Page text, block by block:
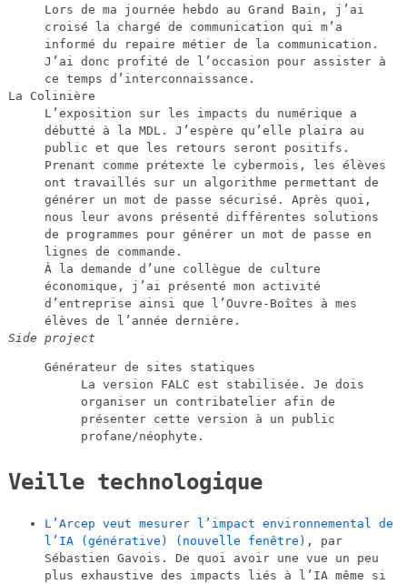
Lors de ma journée hebdo au Grand Bain, j’ai
croisé la chargé de communication qui m’a
informé du repaire métier de la communication.
J’ai donc profité de l’occasion pour assister à
ce temps d’interconnaissance.
La Colinière
L’exposition sur les impacts du numérique a
débutté à la MDL. J’espère qu’elle plaira au
public et que les retours seront positifs.
Prenant comme prétexte le cybermois, les élèves
ont travaillés sur un algorithme permettant de
générer un mot de passe sécurisé. Après quoi,
nous leur avons présenté différentes solutions
de programmes pour générer un mot de passe en
lignes de commande.
À la demande d’une collègue de culture
économique, j’ai présenté mon activité
d’entreprise ainsi que l’Ouvre-Boîtes à mes
élèves de l’année dernière.
Side project
Générateur de sites statiques
La version FALC est stabilisée. Je dois
organiser un contribatelier afin de
présenter cette version à un public
profane/néophyte.
Veille technologique
L’Arcep veut mesurer l’impact environnemental de
l’IA (générative)
(nouvelle fenêtre) , par
Sébastien Gavois. De quoi avoir une vue un peu
plus exhaustive des impacts liés à l’IA même si